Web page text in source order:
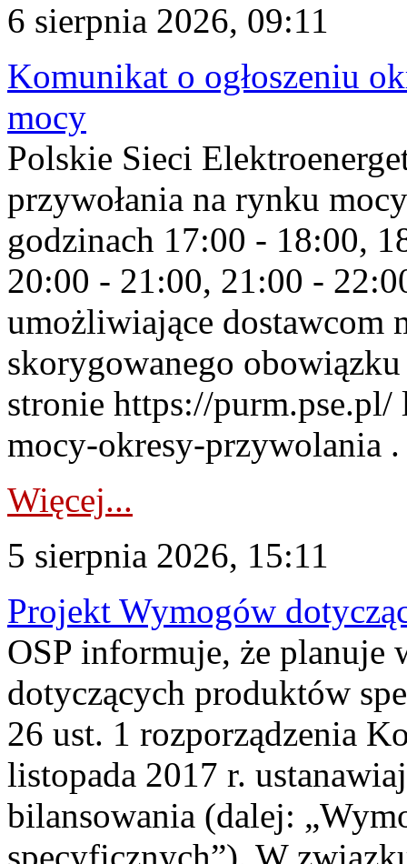
6 sierpnia 2026, 09:11
Komunikat o ogłoszeniu
mocy
Polskie Sieci
przywołania na rynku
godzinach 17:00 - 18:00,
20:00 - 21:00, 21:00 -
umożliwiające dostawcom
skorygowanego
stronie https://
mocy-okresy-przywolania
Więcej...
5 sierpnia 2026, 15:11
Projekt Wymogów
OSP informuje, że planuje
dotyczących produktów
26 ust. 1 rozporządzenia
listopada 2017 r.
bilansowania (dalej: